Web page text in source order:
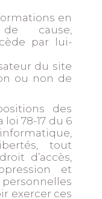
en
cause,
par lui-
du site
ou non de
des
78-17 du 6
tout
d’accès,
et
personnelles
exercer ces